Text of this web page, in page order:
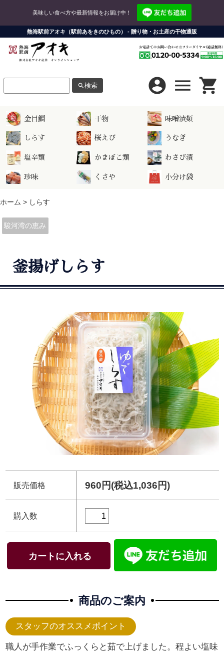
美味しい食べ方や最新情報をお届け中！
熱海駅前アオキ（駅前あをきのひもの） - 贈り物・お土産の干物通販
search 検索 account_circle menu shopping_cart
お支払い方法について
配送方法・送料について
ショップについて
株式会社アオキ産業
LINEログイン
LINE連携にはショップ会員の登録・ログインが必要になります。
ショップ会員
金目鯛 干物 味噌漬類
しらす 桜えび うなぎ
塩辛類 かまぼこ類 わさび漬
珍味 くさや 小分け袋
ホーム > しらす
駿河湾の恵み
釜揚げしらす
販売価格 960円(税込1,036円)
購入数
商品のご案内
職人が手作業でふっくらと茹で上げました。程よい塩味